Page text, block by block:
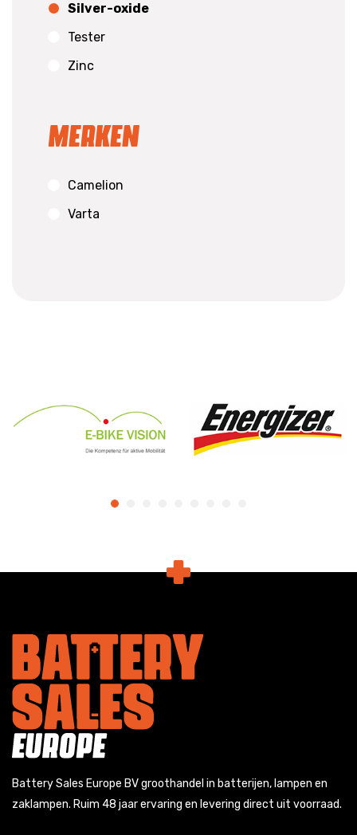
Silver-oxide
Tester
Zinc
Merken
Camelion
Varta
Battery Sales Europe BV groothandel in batterijen, lampen en
zaklampen. Ruim 48 jaar ervaring en levering direct uit voorraad.